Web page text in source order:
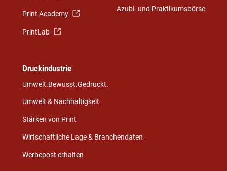
Print Academy
PrintLab
Azubi- und Praktikumsbörse
Druckindustrie
Umwelt.Bewusst.Gedruckt.
Umwelt & Nachhaltigkeit
Stärken von Print
Wirtschaftliche Lage & Branchendaten
Werbepost erhalten